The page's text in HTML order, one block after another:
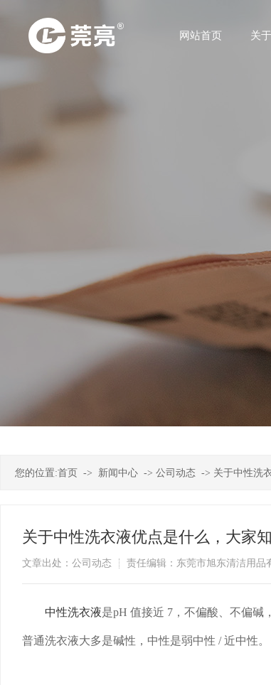
网站首页 关
您的位置:首页 -> 新闻中心 -> 公司动态 -> 关于中性洗
关于中性洗衣液优点是什么，大家
文章出处：公司动态 责任编辑：东莞市旭东清洁用品
中性洗衣液是pH 值接近 7，不偏酸、不偏碱
普通洗衣液大多是碱性，中性是弱中性 / 近中性。